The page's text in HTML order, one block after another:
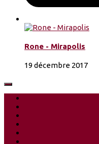
Rone - Mirapolis
19 décembre 2017